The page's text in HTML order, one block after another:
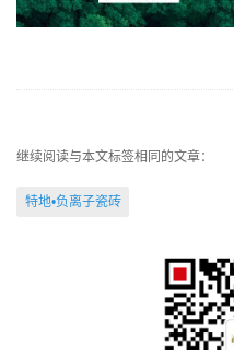
继续阅读与本文标签相同的文章：
特地•负离子瓷砖